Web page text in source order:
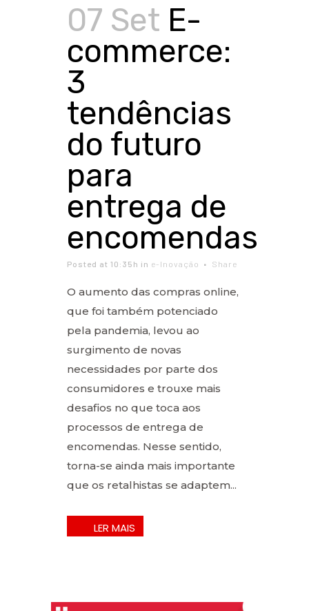
07 Set E-
commerce:
3
tendências
do futuro
para
entrega de
encomendas
Posted at 10:35h in e-Inovação Share
O aumento das compras online,
que foi também potenciado
pela pandemia, levou ao
surgimento de novas
necessidades por parte dos
consumidores e trouxe mais
desafios no que toca aos
processos de entrega de
encomendas. Nesse sentido,
torna-se ainda mais importante
que os retalhistas se adaptem...